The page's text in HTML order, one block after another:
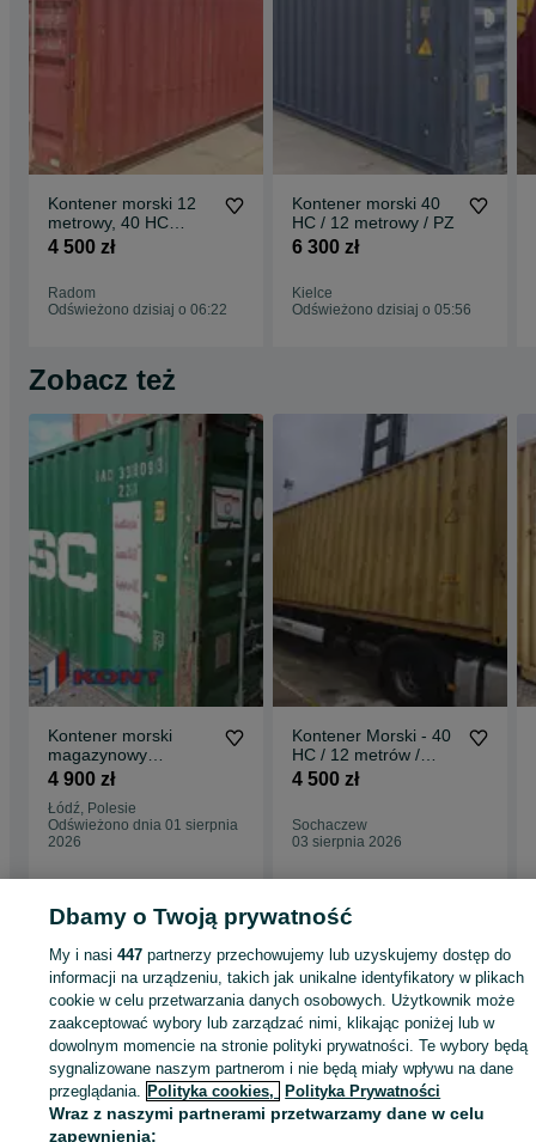
Kontener morski 12
metrowy, 40 HC
wysoki / PZ
4 500 zł
Radom
Odświeżono dzisiaj o 06:22
Kontener morski 40
HC / 12 metrowy / PZ
6 300 zł
Kielce
Odświeżono dzisiaj o 05:56
Zobacz też
Kontener morski
magazynowy
używany 6 metrów -
4 900 zł
Łódź, Polesie
Odświeżono dnia 01 sierpnia
2026
Kontener Morski - 40
HC / 12 metrów /
Pewny Kontener - PZ
4 500 zł
Sochaczew
03 sierpnia 2026
Strona główna Firma i Przemysł Kontenery
Kontenery morskie/
morskie/magazynowe - Sochaczew
KATEGORIA
ID:1058099426 Wyświetlenia:
Dbamy o Twoją prywatność
My i nasi447 partnerzy przechowujemy lub uzyskujemy dostęp do
informacji na urządzeniu, takich jak unikalne identyfikatory w plikach
cookie w celu przetwarzania danych osobowych. Użytkownik może
zaakceptować wybory lub zarządzać nimi, klikając poniżej lub w
dowolnym momencie na stronie polityki prywatności. Te wybory będą
sygnalizowane naszym partnerom i nie będą miały wpływu na dane
przeglądania. Polityka cookies, Polityka Prywatności
Wraz z naszymi partnerami przetwarzamy dane w celu
zapewnienia: